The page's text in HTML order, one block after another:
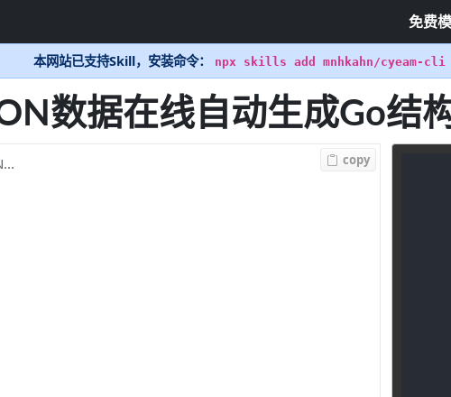
免费
本网站已支持Skill，安装命令： npx skills add mnhkahn/cyeam-cli
数据在线自动生成Go结
copy